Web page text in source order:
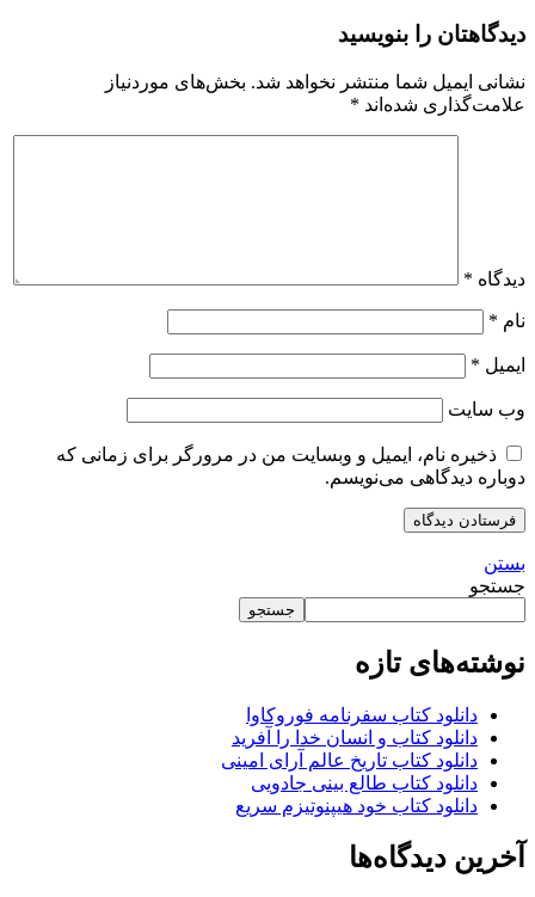
دیدگاهتان را بنویسید
نشانی ایمیل شما منتشر نخواهد شد. بخش‌های موردنیاز
علامت‌گذاری شده‌اند *
دیدگاه *
نام *
ایمیل *
وب‌ سایت
ذخیره نام، ایمیل و وبسایت من در مرورگر برای زمانی که
دوباره دیدگاهی می‌نویسم.
بستن
جستجو
جستجو
نوشته‌های تازه
دانلود کتاب سفرنامه فوروکاوا
دانلود کتاب و انسان خدا را آفرید
دانلود کتاب تاریخ عالم آرای امینی
دانلود کتاب طالع بینی جادویی
دانلود کتاب خود هیپنوتیزم سریع
آخرین دیدگاه‌ها